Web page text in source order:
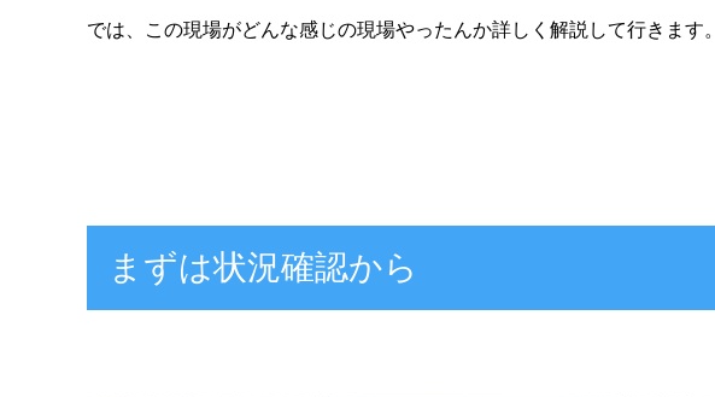
では、この現場がどんな感じの現場やったんか詳しく解説して行きます。
まずは状況確認から